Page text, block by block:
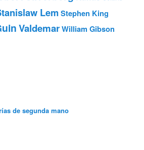
Lem Stephen King
ValdemarWilliam Gibson
de segunda mano